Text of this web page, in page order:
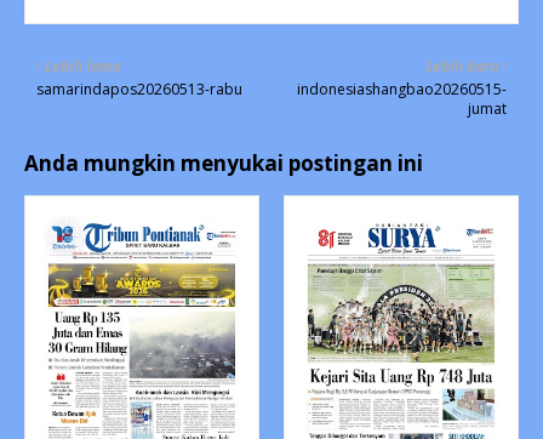
Lebih baru
indonesiashangbao20260515-
jumat
Lebih lama
samarindapos20260513-rabu
Anda mungkin menyukai postingan ini